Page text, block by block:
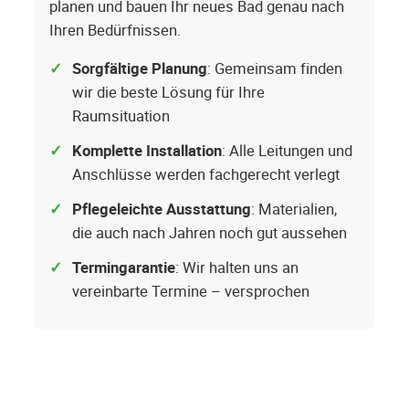
planen und bauen Ihr neues Bad genau nach
Ihren Bedürfnissen.
Sorgfältige Planung: Gemeinsam finden
wir die beste Lösung für Ihre
Raumsituation
Komplette Installation: Alle Leitungen und
Anschlüsse werden fachgerecht verlegt
Pflegeleichte Ausstattung: Materialien,
die auch nach Jahren noch gut aussehen
Termingarantie: Wir halten uns an
vereinbarte Termine – versprochen